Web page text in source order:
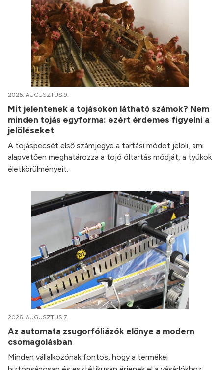
2026. AUGUSZTUS 9.
Mit jelentenek a tojásokon látható számok? Nem
minden tojás egyforma: ezért érdemes figyelni a
jelöléseket
A tojáspecsét első számjegye a tartási módot jelöli, ami
alapvetően meghatározza a tojó óltartás módját, a tyúkok
életkörülményeit.
2026. AUGUSZTUS 7.
Az automata zsugorfóliázók előnye a modern
csomagolásban
Minden vállalkozónak fontos, hogy a termékei